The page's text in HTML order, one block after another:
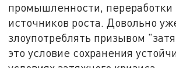
промышленности, переработки
источников роста. Довольно
злоупотреблять призывом
это условие сохранения